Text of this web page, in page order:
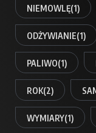
NIEMOWLĘ(1)
ODŻYWIANIE(1)
PALIWO(1)
ROK(2)
WYMIARY(1)